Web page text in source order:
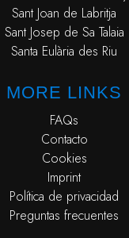
Sant Joan de Labritja
Sant Josep de Sa Talaia
Santa Eulària des Riu
MORE LINKS
FAQs
Contacto
Cookies
Imprint
Política de privacidad
Preguntas frecuentes